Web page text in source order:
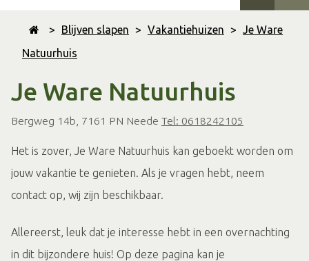
> Blijven slapen > Vakantiehuizen > Je Ware
Natuurhuis
Je Ware Natuurhuis
Bergweg 14b, 7161 PN Neede Tel: 0618242105
Het is zover, Je Ware Natuurhuis kan geboekt worden om
jouw vakantie te genieten. Als je vragen hebt, neem
contact op, wij zijn beschikbaar.
Allereerst, leuk dat je interesse hebt in een overnachting
in dit bijzondere huis! Op deze pagina kan je